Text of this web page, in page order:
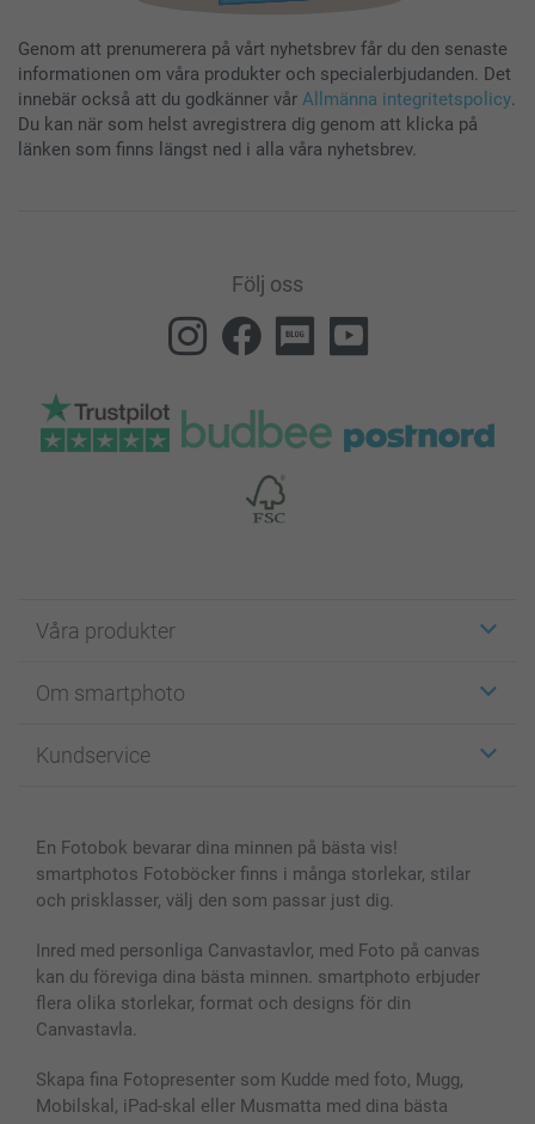
Genom att prenumerera på vårt nyhetsbrev får du den senaste
informationen om våra produkter och specialerbjudanden. Det
innebär också att du godkänner vår Allmänna integritetspolicy.
Du kan när som helst avregistrera dig genom att klicka på
länken som finns längst ned i alla våra nyhetsbrev.
Följ oss
Våra produkter
Fotokort
Fotoböcker
Skal till Mobil & Surfplatta
MyNameBook
Fotoramar & Tillbehör
Presentkort
Alla fotoprodukter
Om smartphoto
För affiliates
Sitemap
Villkor och garantier
Kundservice
smartbonus
Priser & betalning
En Fotobok bevarar dina minnen på bästa vis!
smartphotos Fotoböcker finns i många storlekar, stilar
och prisklasser, välj den som passar just dig.
Inred med personliga Canvastavlor, med Foto på canvas
kan du föreviga dina bästa minnen. smartphoto erbjuder
flera olika storlekar, format och designs för din
Canvastavla.
Skapa fina Fotopresenter som Kudde med foto, Mugg,
Mobilskal, iPad-skal eller Musmatta med dina bästa